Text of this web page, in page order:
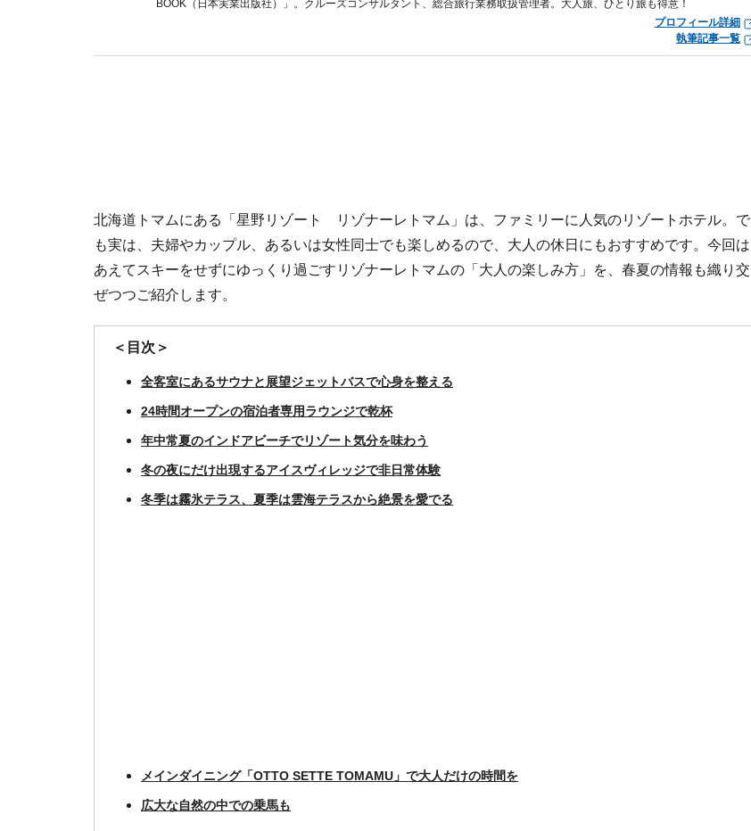
BOOK（日本実業出版社）」。クルーズコンサルタント、総合旅行業務取扱管理者。大人旅、ひとり旅も得意！
プロフィール詳細
執筆記事一覧
北海道トマムにある「星野リゾート リゾナーレトマム」は、ファミリーに人気のリゾートホテル。で
も実は、夫婦やカップル、あるいは女性同士でも楽しめるので、大人の休日にもおすすめです。今回は
あえてスキーをせずにゆっくり過ごすリゾナーレトマムの「大人の楽しみ方」を、春夏の情報も織り交
ぜつつご紹介します。
＜目次＞
全客室にあるサウナと展望ジェットバスで心身を整える
24時間オープンの宿泊者専用ラウンジで乾杯
年中常夏のインドアビーチでリゾート気分を味わう
冬の夜にだけ出現するアイスヴィレッジで非日常体験
冬季は霧氷テラス、夏季は雲海テラスから絶景を愛でる
メインダイニング「OTTO SETTE TOMAMU」で大人だけの時間を
広大な自然の中での乗馬も